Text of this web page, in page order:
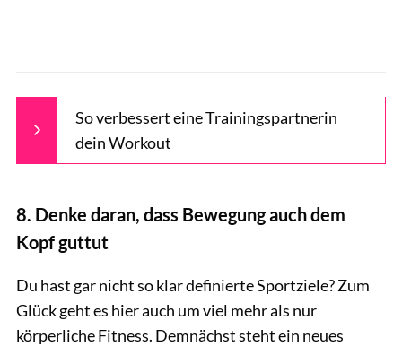
So verbessert eine Trainingspartnerin
dein Workout
8. Denke daran, dass Bewegung auch dem
Kopf guttut
Du hast gar nicht so klar definierte Sportziele? Zum
Glück geht es hier auch um viel mehr als nur
körperliche Fitness. Demnächst steht ein neues